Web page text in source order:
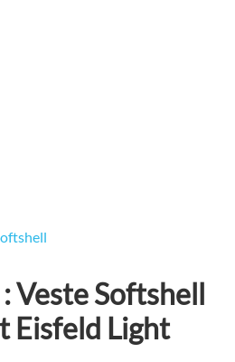
Veste Softshell
Eisfeld Light